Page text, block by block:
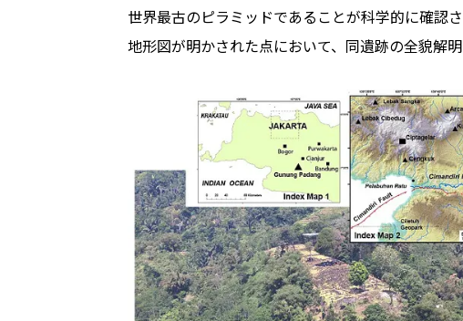
世界最古のピラミッドであることが科学的に確認
地形図が明かされた点において、同遺跡の全貌解